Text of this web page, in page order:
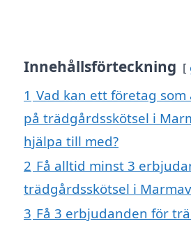
Innehållsförteckning
1 Vad kan ett företag
på trädgårdsskötsel i
hjälpa till med?
2 Få alltid minst 3
trädgårdsskötsel i
3 Få 3 erbjudanden för